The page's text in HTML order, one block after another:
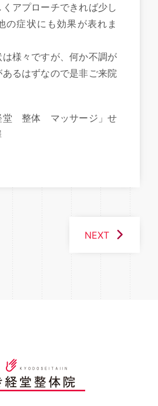
アプローチできれば少し
の症状にも効果が表れま
は様々ですが、何か不調が
るはずなので是非ご来院
堂 整体 マッサージ」せ
NEXT